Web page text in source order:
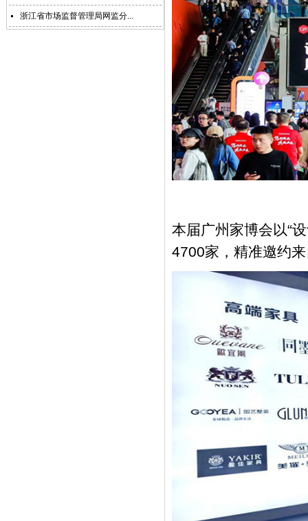
浙江省市场监督管理局网监分...
本届广州家博会以“
4700家，精准邀约